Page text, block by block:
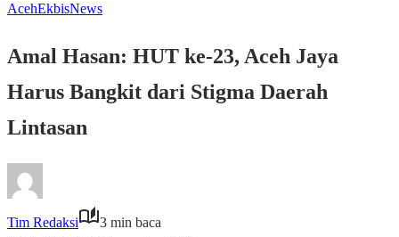
AcehEkbisNews
Amal Hasan: HUT ke-23, Aceh Jaya
Harus Bangkit dari Stigma Daerah
Lintasan
Tim Redaksi
3 min baca